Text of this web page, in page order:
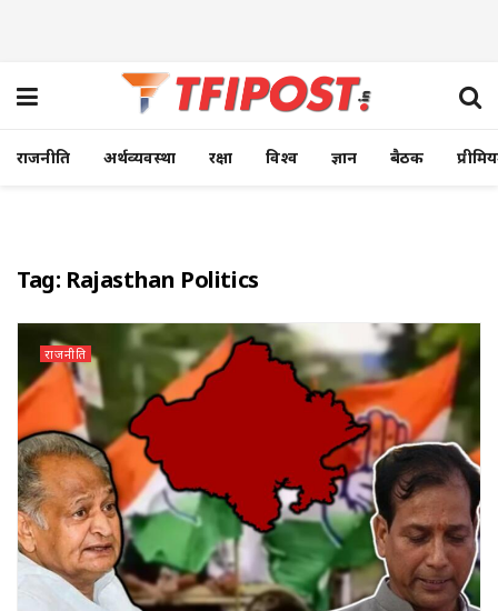
राजनीति अर्थव्यवस्था रक्षा विश्व ज्ञान बैठक
Tag: Rajasthan Politics
राजनीति